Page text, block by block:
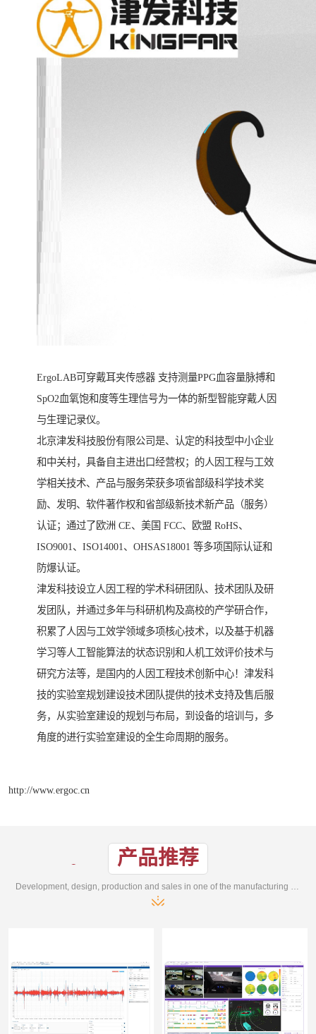
ErgoLAB可穿戴耳夹传感器 支持测量PPG血容量脉搏和
SpO2血氧饱和度等生理信号为一体的新型智能穿戴人因
与生理记录仪。
北京津发科技股份有限公司是、认定的科技型中小企业
和中关村，具备自主进出口经营权；的人因工程与工效
学相关技术、产品与服务荣获多项省部级科学技术奖
励、发明、软件著作权和省部级新技术新产品（服务）
认证；通过了欧洲 CE、美国 FCC、欧盟 RoHS、
ISO9001、ISO14001、OHSAS18001 等多项国际认证和
防爆认证。
津发科技设立人因工程的学术科研团队、技术团队及研
发团队，并通过多年与科研机构及高校的产学研合作，
积累了人因与工效学领域多项核心技术，以及基于机器
学习等人工智能算法的状态识别和人机工效评价技术与
研究方法等，是国内的人因工程技术创新中心！津发科
技的实验室规划建设技术团队提供的技术支持及售后服
务，从实验室建设的规划与布局，到设备的培训与，多
角度的进行实验室建设的全生命周期的服务。
http://www.ergoc.cn
产品推荐